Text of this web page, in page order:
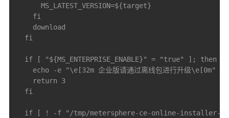
      MS_LATEST_VERSION=${target}
    fi
    download
  fi
  if [ "${MS_ENTERPRISE_ENABLE}" = "true" ]; then
    echo -e "\e[32m 企业版请通过离线包进行升级\e[0m"
    return 3
  fi
if [ ! -f "/tmp/metersphere-ce-online-installer-